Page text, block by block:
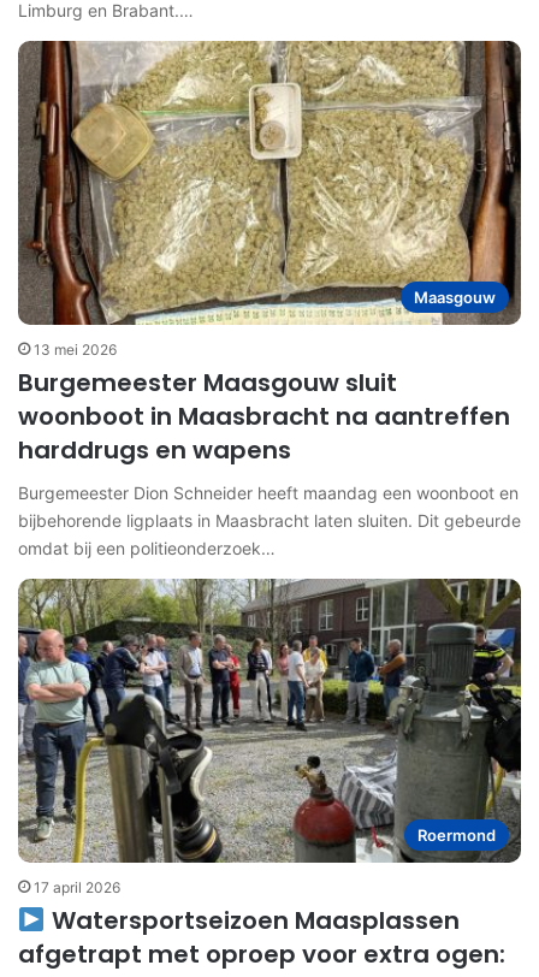
Limburg en Brabant.…
Maasgouw
13 mei 2026
Burgemeester Maasgouw sluit
woonboot in Maasbracht na aantreffen
harddrugs en wapens
Burgemeester Dion Schneider heeft maandag een woonboot en
bijbehorende ligplaats in Maasbracht laten sluiten. Dit gebeurde
omdat bij een politieonderzoek…
Roermond
17 april 2026
Watersportseizoen Maasplassen
afgetrapt met oproep voor extra ogen: